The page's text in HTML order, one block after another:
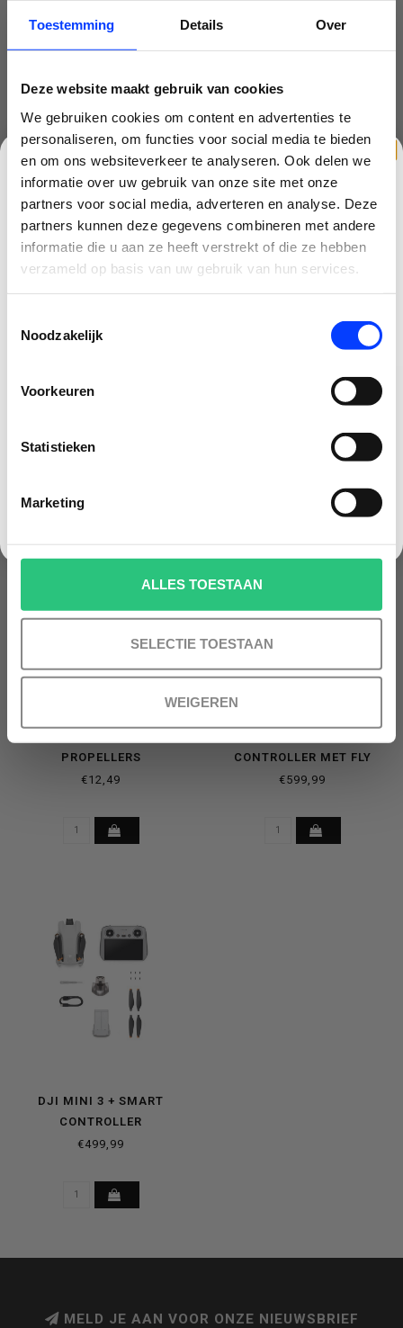
Toestemming Details Over
Deze website maakt gebruik van cookies
We gebruiken cookies om content en advertenties te
personaliseren, om functies voor social media te bieden
en om ons websiteverkeer te analyseren. Ook delen we
informatie over uw gebruik van onze site met onze
partners voor social media, adverteren en analyse. Deze
partners kunnen deze gegevens combineren met andere
informatie die u aan ze heeft verstrekt of die ze hebben
verzameld op basis van uw gebruik van hun services.
Noodzakelijk
Voorkeuren
Statistieken
Marketing
ALLES TOESTAAN
SELECTIE TOESTAAN
WEIGEREN
DJI Mini 3
1x DJI Intelligent Flight Battery
DJI RC-N1 Remote Controller
DJI RC-N1 RC kabel (USB-C Connector)
DJI RC-N1 RC kabel (Standard Micro-USB
Connector)
DJI RC-N1 RC kabel (Lightning Connector)
Schroeven
Schroevendraaier
Originele doos
2 jaar Nederlandse garantie
PROPELLERS
€12,49
CONTROLLER MET FLY
MORE COMBO PAKKET
€599,99
DJI MINI 3 + SMART
CONTROLLER
€499,99
MELD JE AAN VOOR ONZE NIEUWSBRIEF
CLAIM KORTING OP JE EERSTE
BESTELLING!